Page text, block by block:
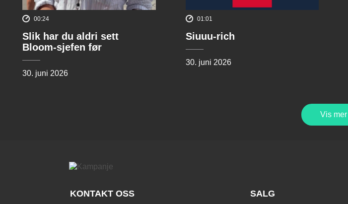
00:24
Slik har du aldri sett
Bloom-sjefen før
30. juni 2026
01:01
Siuuu-rich
30. juni 2026
Vis mer
KONTAKT OSS SALG